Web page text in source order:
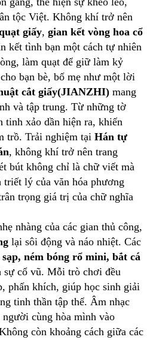
tộc Việt. Không khí trở nên
giấy, gian kết vòng hoa cổ
kết tình bạn một cách tự nhiên
làm quạt để giữ làm kỷ
bạn bè, bố mẹ như một lời
cắt giấy(JIANZHI) mang
và tập trung. Từ những tờ
tinh xảo dần hiện ra, khiến
trồ. Trải nghiệm tại Hán tự
, không khí trở nên trang
bút không chỉ là chữ viết mà
lý của văn hóa phương
trọng giá trị của chữ nghĩa
nhàng của các gian thủ công,
lại sôi động và náo nhiệt. Các
, ném bóng rổ mini, bắt cá
sự cổ vũ. Mỗi trò chơi đều
phấn khích, giúp học sinh giải
tinh thần tập thể. Âm nhạc
cùng hòa mình vào
còn khoảng cách giữa các